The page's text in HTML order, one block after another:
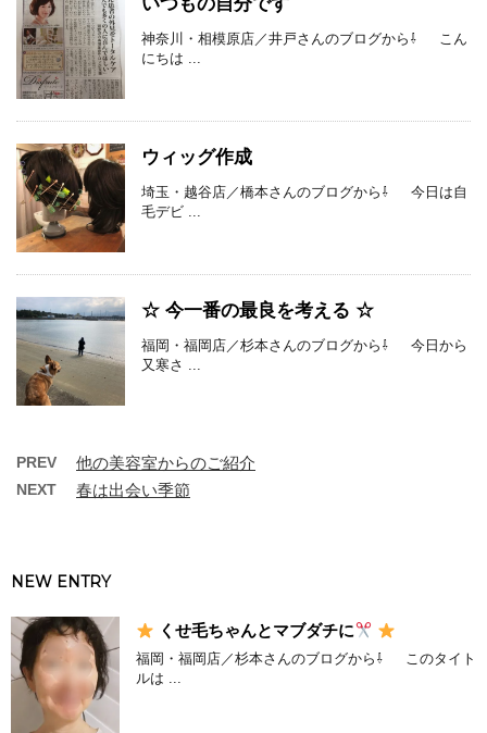
神奈川・相模原店／井戸さんのブログから⇩ こん
にちは ...
ウィッグ作成
埼玉・越谷店／橋本さんのブログから⇩ 今日は自
毛デビ ...
☆ 今一番の最良を考える ☆
福岡・福岡店／杉本さんのブログから⇩ 今日から
又寒さ ...
PREV 他の美容室からのご紹介
NEXT 春は出会い季節
NEW ENTRY
くせ毛ちゃんとマブダチに
福岡・福岡店／杉本さんのブログから⇩ このタイト
ルは ...